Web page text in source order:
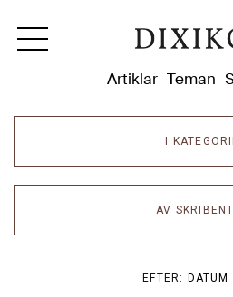
Artiklar Teman
I
AV
EFTER: